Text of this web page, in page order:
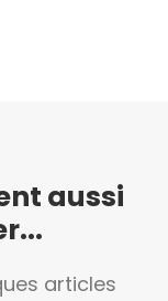
aussi
articles